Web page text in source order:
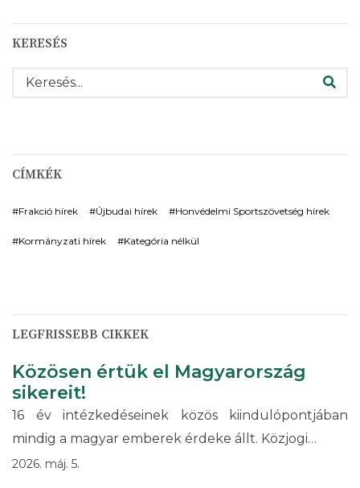
KERESÉS
KERESÉS
CÍMKÉK
Frakció hírek Újbudai hírek Honvédelmi Sportszövetség hírek
Kormányzati hírek Kategória nélkül
LEGFRISSEBB CIKKEK
Közösen értük el Magyarország
sikereit!
16 év intézkedéseinek közös kiindulópontjában
mindig a magyar emberek érdeke állt. Közjogi…
2026. máj. 5.